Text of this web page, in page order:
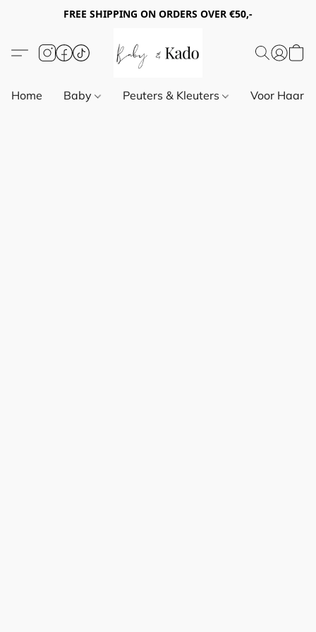
FREE SHIPPING ON ORDERS OVER €50,-
Home Baby Peuters & Kleuters Voor Haar